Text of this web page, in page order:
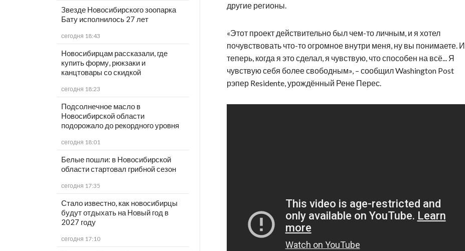
Звезде Новосибирского зоопарка
Бату исполнилось 27 лет
сегодня 18:43
Новосибирцам рассказали, где
купить форму, рюкзаки и
канцтовары со скидкой
сегодня 18:23
Подсолнечное масло в
Новосибирской области
подорожало до рекордного уровня
сегодня 18:01
Белые пошли: в Новосибирской
области стартовал грибной сезон
сегодня 17:35
Стало известно, как новосибирцы
будут отдыхать на Новый год в
2027 году
сегодня 17:10
другие регионы.
«Этот проект действительно был чем-то личным, и я хотел
почувствовать что-то огромное внутри меня, ну вы понимаете. И
теперь, когда я это сделал, я чувствую, что способен на всё... Я
чувствую себя более свободным», – сообщил Washington Post
рэпер Residente, урождённый Рене Перес.